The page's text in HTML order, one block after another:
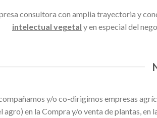
consultora con amplia trayectoria y
intelectual vegetal y en especial del
y/o co-dirigimos empresas
agro) en la Compra y/o venta de plantas,